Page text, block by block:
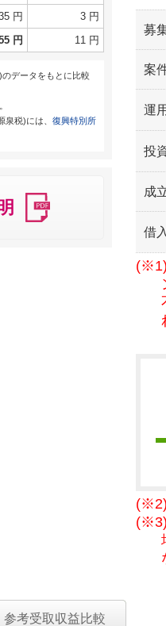
円
3 円
円 11 円
データをもとに比較
税)には、 復興特別所
募
案
運
投
成
借
(※1)
(※2)
(※3)
参考受取収益比較